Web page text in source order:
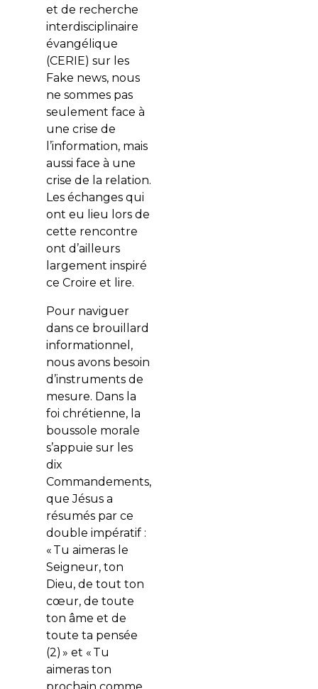
et de recherche
interdisciplinaire
évangélique
(CERIE) sur les
Fake news, nous
ne sommes pas
seulement face à
une crise de
l’information, mais
aussi face à une
crise de la relation.
Les échanges qui
ont eu lieu lors de
cette rencontre
ont d’ailleurs
largement inspiré
ce Croire et lire.
Pour naviguer
dans ce brouillard
informationnel,
nous avons besoin
d’instruments de
mesure. Dans la
foi chrétienne, la
boussole morale
s’appuie sur les
dix
Commandements,
que Jésus a
résumés par ce
double impératif :
« Tu aimeras le
Seigneur, ton
Dieu, de tout ton
cœur, de toute
ton âme et de
toute ta pensée
(2) » et « Tu
aimeras ton